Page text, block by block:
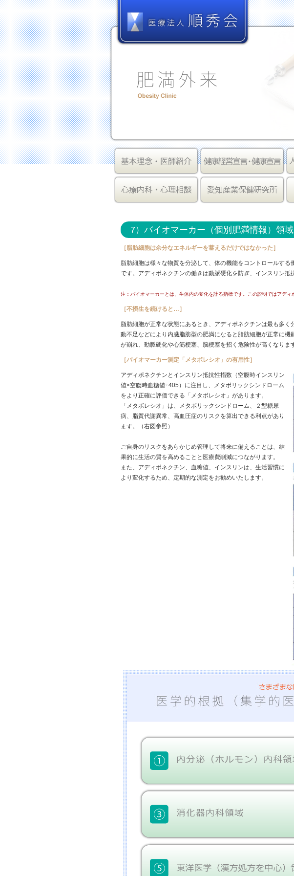
7）バイオマーカー（個別肥満情報）領域
［脂肪細胞は余分なエネルギーを蓄えるだけではなかった］
脂肪細胞は様々な物質を分泌して、体の機能をコントロールす
です。アディポネクチンの働きは動脈硬化を防ぎ、インスリン抵
注：バイオマーカーとは、生体内の変化を計る指標です。この説明ではアディ
［不摂生を続けると…］
脂肪細胞が正常な状態にあるとき、アディポネクチンは最も多
動不足などにより内臓脂肪型の肥満になると脂肪細胞が正常に
が崩れ、動脈硬化や心筋梗塞、脳梗塞を招く危険性が高くなりま
［バイオマーカー測定「メタボレシオ」の有用性］
アディポネクチンとインスリン抵抗性指数（空腹時インスリン
値×空腹時血糖値÷405）に注目し、メタボリックシンドローム
をより正確に評価できる「メタボレシオ」があります。
「メタボレシオ」は、メタボリックシンドローム、２型糖尿
病、脂質代謝異常、高血圧症のリスクを算出できる利点があり
ます。（右図参照）
ご自身のリスクをあらかじめ管理して将来に備えることは、結
果的に生活の質を高めることと医療費削減につながります。
また、アディポネクチン、血糖値、インスリンは、生活習慣に
より変化するため、定期的な測定をお勧めいたします。